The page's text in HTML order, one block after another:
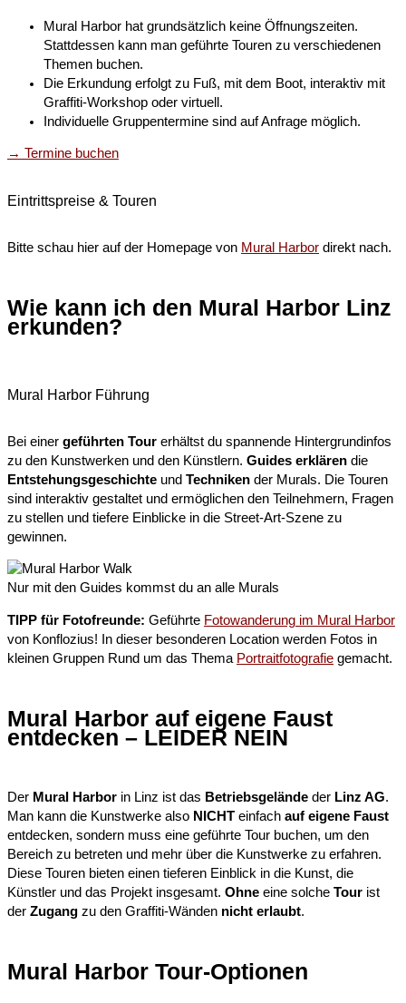
Mural Harbor hat grundsätzlich keine Öffnungszeiten.
Stattdessen kann man geführte Touren zu verschiedenen
Themen buchen.
Die Erkundung erfolgt zu Fuß, mit dem Boot, interaktiv mit
Graffiti-Workshop oder virtuell.
Individuelle Gruppentermine sind auf Anfrage möglich.
→ Termine buchen
Eintrittspreise & Touren​
Bitte schau hier auf der Homepage von Mural Harbor direkt nach.
Wie kann ich den Mural Harbor Linz
erkunden?
Mural Harbor Führung​
Bei einer geführten Tour erhältst du spannende Hintergrundinfos
zu den Kunstwerken und den Künstlern. Guides erklären die
Entstehungsgeschichte und Techniken der Murals. Die Touren
sind interaktiv gestaltet und ermöglichen den Teilnehmern, Fragen
zu stellen und tiefere Einblicke in die Street-Art-Szene zu
gewinnen.
Nur mit den Guides kommst du an alle Murals
TIPP für Fotofreunde: Geführte Fotowanderung im Mural Harbor
von Konflozius! In dieser besonderen Location werden Fotos in
kleinen Gruppen Rund um das Thema Portraitfotografie gemacht.
Mural Harbor auf eigene Faust
entdecken – LEIDER NEIN​
Der Mural Harbor in Linz ist das Betriebsgelände der Linz AG.
Man kann die Kunstwerke also NICHT einfach auf eigene Faust
entdecken, sondern muss eine geführte Tour buchen, um den
Bereich zu betreten und mehr über die Kunstwerke zu erfahren.
Diese Touren bieten einen tieferen Einblick in die Kunst, die
Künstler und das Projekt insgesamt. Ohne eine solche Tour ist
der Zugang zu den Graffiti-Wänden nicht erlaubt.
Mural Harbor Tour-Optionen​